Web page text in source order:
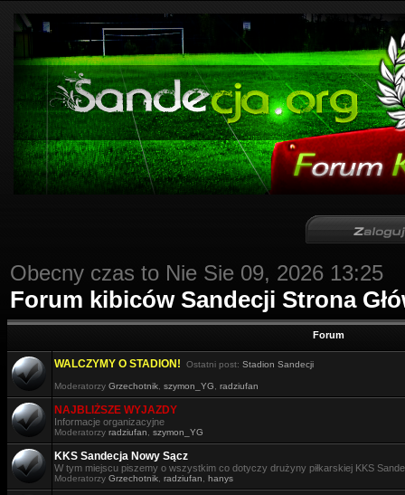
Obecny czas to Nie Sie 09, 2026 13:25
Forum kibiców Sandecji Strona
Forum
WALCZYMY O STADION! Ostatni post: Stadion Sandecji
Moderatorzy Grzechotnik szymon_YG radziufan
NAJBLIŻSZE WYJAZDY
Informacje organizacyjne
Moderatorzy radziufan szymon_YG
KKS Sandecja Nowy Sącz
W tym miejscu piszemy o wszystkim co dotyczy drużyny piłkarskiej KKS
Moderatorzy Grzechotnik radziufan hanys